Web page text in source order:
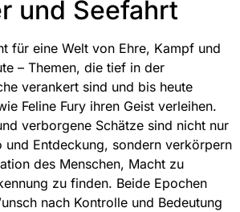
und Seefahrt
für eine Welt von Ehre, Kampf und
– Themen, die tief in der
verankert sind und bis heute
Feline Fury ihren Geist verleihen.
verborgene Schätze sind nicht nur
und Entdeckung, sondern verkörpern
des Menschen, Macht zu
zu finden. Beide Epochen
nach Kontrolle und Bedeutung